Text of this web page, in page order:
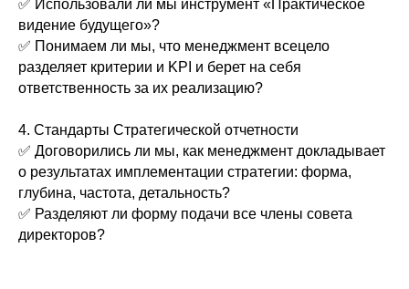
✅ Использовали ли мы инструмент «Практическое
видение будущего»?
✅ Понимаем ли мы, что менеджмент всецело
разделяет критерии и KPI и берет на себя
ответственность за их реализацию?
4. Стандарты Стратегической отчетности
✅ Договорились ли мы, как менеджмент докладывает
о результатах имплементации стратегии: форма,
глубина, частота, детальность?
✅ Разделяют ли форму подачи все члены совета
директоров?